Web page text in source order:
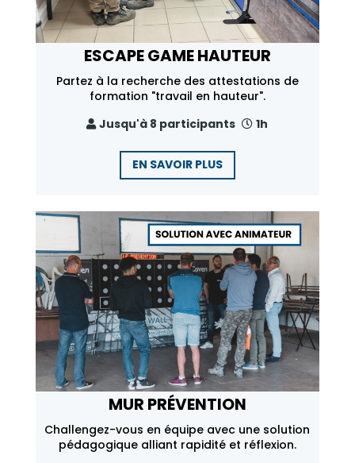
ESCAPE GAME HAUTEUR
Partez à la recherche des attestations de
formation "travail en hauteur".
Jusqu'à 8 participants
1h
EN SAVOIR PLUS
MUR PRÉVENTION
Challengez-vous en équipe avec une solution
pédagogique alliant rapidité et réflexion.